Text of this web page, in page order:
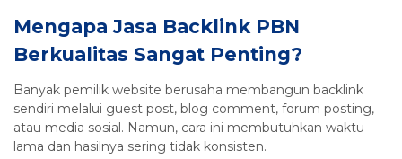
Mengapa Jasa Backlink PBN
Berkualitas Sangat Penting?
Banyak pemilik website berusaha membangun backlink
sendiri melalui guest post, blog comment, forum posting,
atau media sosial. Namun, cara ini membutuhkan waktu
lama dan hasilnya sering tidak konsisten.